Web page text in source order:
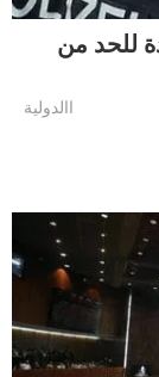
للحد من
االدولية